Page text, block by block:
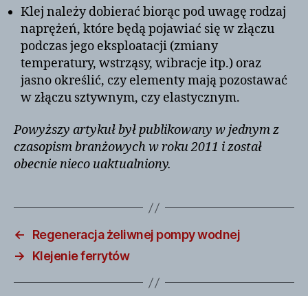
Klej należy dobierać biorąc pod uwagę rodzaj
naprężeń, które będą pojawiać się w złączu
podczas jego eksploatacji (zmiany
temperatury, wstrząsy, wibracje itp.) oraz
jasno określić, czy elementy mają pozostawać
w złączu sztywnym, czy elastycznym.
Powyższy artykuł był publikowany w jednym z
czasopism branżowych w roku 2011 i został
obecnie nieco uaktualniony.
←
Regeneracja żeliwnej pompy wodnej
→
Klejenie ferrytów